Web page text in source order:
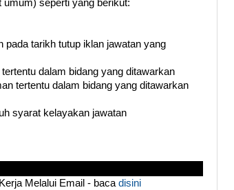
seperti yang berikut:
pada tarikh tutup iklan jawatan yang
dalam bidang yang ditawarkan
tertentu dalam bidang yang ditawarkan
syarat kelayakan jawatan
Melalui Email - bacadisini